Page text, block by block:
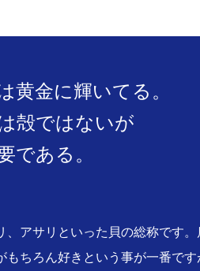
黄金に輝いてる。
殻ではないが
である。
、アサリといった貝の総称です
もちろん好きという事が一番で